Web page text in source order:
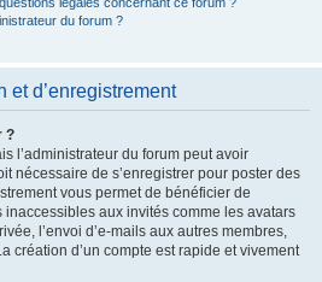
du forum ?
et d’enregistrement
?
l’administrateur du forum peut avoir
nécessaire de s’enregistrer pour poster des
vous permet de bénéficier de
aux invités comme les avatars
l’envoi d’e-mails aux autres membres,
création d’un compte est rapide et vivement